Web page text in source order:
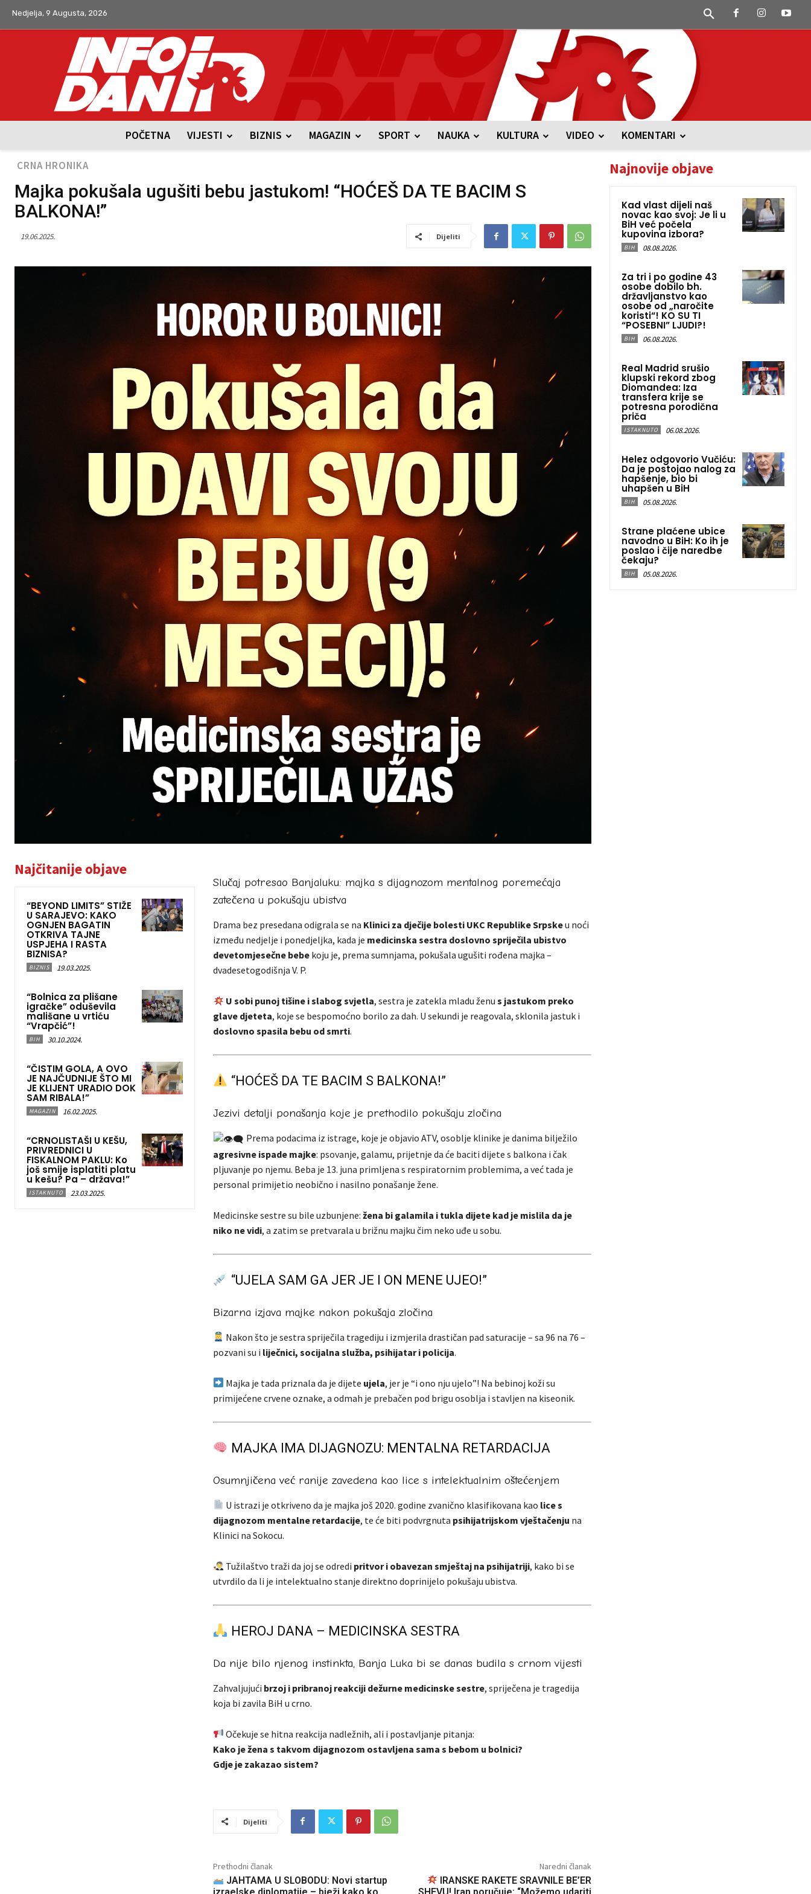
Nedjelja, 9 Augusta, 2026
POČETNA VIJESTI BIZNIS MAGAZIN SPORT NAUKA KULTURA VIDEO KOMENTARI
CRNA HRONIKA
Majka pokušala ugušiti bebu jastukom! “HOĆEŠ DA TE BACIM S
BALKONA!”
19.06.2025. Dijeliti
Najčitanije objave
“BEYOND LIMITS” STIŽE
U SARAJEVO: KAKO
OGNJEN BAGATIN
OTKRIVA TAJNE
USPJEHA I RASTA
BIZNISA?
BIZNIS 19.03.2025.
“Bolnica za plišane
igračke” oduševila
mališane u vrtiću
“Vrapčić”!
BIH 30.10.2024.
“ČISTIM GOLA, A OVO
JE NAJČUDNIJE ŠTO MI
JE KLIJENT URADIO DOK
SAM RIBALA!”
MAGAZIN 16.02.2025.
“CRNOLISTAŠI U KEŠU,
PRIVREDNICI U
FISKALNOM PAKLU: Ko
još smije isplatiti platu
u kešu? Pa – država!”
ISTAKNUTO 23.03.2025.
Slučaj potresao Banjaluku: majka s dijagnozom mentalnog poremećaja
zatečena u pokušaju ubistva
Drama bez presedana odigrala se na Klinici za dječije bolesti UKC Republike Srpskeu noći
između nedjelje i ponedjeljka, kada je medicinska sestra doslovno spriječila ubistvo
devetomjesečne bebekoju je, prema sumnjama, pokušala ugušiti rođena majka –
dvadesetogodišnja V. P.
U sobi punoj tišine i slabog svjetla, sestra je zatekla mladu ženu s jastukom preko
glave djeteta, koje se bespomoćno borilo za dah. U sekundi je reagovala, sklonila jastuk i
doslovno spasila bebu od smrti.
“HOĆEŠ DA TE BACIM S BALKONA!”
Jezivi detalji ponašanja koje je prethodilo pokušaju zločina
Prema podacima iz istrage, koje je objavio ATV, osoblje klinike je danima bilježilo
agresivne ispade majke: psovanje, galamu, prijetnje da će baciti dijete s balkona i čak
pljuvanje po njemu. Beba je 13. juna primljena s respiratornim problemima, a već tada je
personal primijetio neobično i nasilno ponašanje žene.
Medicinske sestre su bile uzbunjene: žena bi galamila i tukla dijete kad je mislila da je
niko ne vidi, a zatim se pretvarala u brižnu majku čim neko uđe u sobu.
“UJELA SAM GA JER JE I ON MENE UJEO!”
Bizarna izjava majke nakon pokušaja zločina
Nakon što je sestra spriječila tragediju i izmjerila drastičan pad saturacije – sa 96 na 76 –
pozvani su i liječnici, socijalna služba, psihijatar i policija.
Majka je tada priznala da je dijete ujela, jer je “i ono nju ujelo”! Na bebinoj koži su
primijećene crvene oznake, a odmah je prebačen pod brigu osoblja i stavljen na kiseonik.
MAJKA IMA DIJAGNOZU: MENTALNA RETARDACIJA
Osumnjičena već ranije zavedena kao lice s intelektualnim oštećenjem
U istrazi je otkriveno da je majka još 2020. godine zvanično klasifikovana kao lice s
dijagnozom mentalne retardacije, te će biti podvrgnuta psihijatrijskom vještačenju na
Klinici na Sokocu.
Tužilaštvo traži da joj se odredi pritvor i obavezan smještaj na psihijatriji, kako bi se
utvrdilo da li je intelektualno stanje direktno doprinijelo pokušaju ubistva.
HEROJ DANA – MEDICINSKA SESTRA
Da nije bilo njenog instinkta, Banja Luka bi se danas budila s crnom vijesti
Zahvaljujući brzoj i pribranoj reakciji dežurne medicinske sestre, spriječena je tragedija
koja bi zavila BiH u crno.
Očekuje se hitna reakcija nadležnih, ali i postavljanje pitanja:
Kako je žena s takvom dijagnozom ostavljena sama s bebom u bolnici?
Gdje je zakazao sistem?
Dijeliti
Prethodni članak
JAHTAMA U SLOBODU: Novi startup
izraelske diplomatije – bježi kako ko
Naredni članak
IRANSKE RAKETE SRAVNILE BE’ER
SHEVU! Iran poručuje: “Možemo udariti
Najnovije objave
Kad vlast dijeli naš
novac kao svoj: Je li u
BiH već počela
kupovina izbora?
BIH 08.08.2026.
Za tri i po godine 43
osobe dobilo bh.
državljanstvo kao
osobe od „naročite
koristi“! KO SU TI
“POSEBNI” LJUDI?!
BIH 06.08.2026.
Real Madrid srušio
klupski rekord zbog
Diomandea: Iza
transfera krije se
potresna porodična
priča
ISTAKNUTO 06.08.2026.
Helez odgovorio Vučiću:
Da je postojao nalog za
hapšenje, bio bi
uhapšen u BiH
BIH 05.08.2026.
Strane plaćene ubice
navodno u BiH: Ko ih je
poslao i čije naredbe
čekaju?
BIH 05.08.2026.